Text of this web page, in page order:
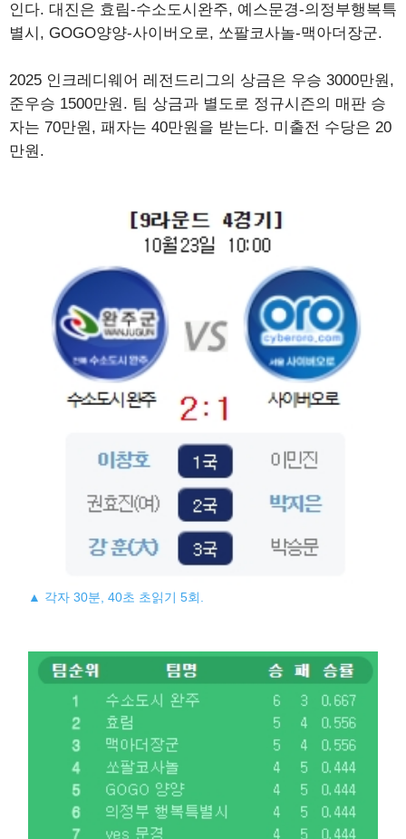
인다. 대진은 효림-수소도시완주, 예스문경-의정부행복특
별시, GOGO양양-사이버오로, 쏘팔코사놀-맥아더장군.
2025 인크레디웨어 레전드리그의 상금은 우승 3000만원,
준우승 1500만원. 팀 상금과 별도로 정규시즌의 매판 승
자는 70만원, 패자는 40만원을 받는다. 미출전 수당은 20
만원.
▲ 각자 30분, 40초 초읽기 5회.